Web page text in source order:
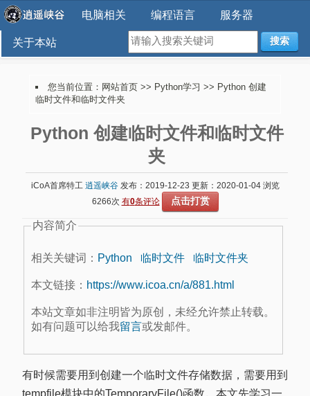
电脑相关 编程语言 服务器
关于本站 搜索
您当前位置： 网站首页 >> Python学习 >> Python 创建
临时文件和临时文件夹
Python 创建临时文件和临时文件
夹
iCoA首席特工 逍遥峡谷发布：2019-12-23 更新：2020-01-04 浏览
6266次 有0条评论 点击打赏
内容简介
相关关键词： Python 临时文件 临时文件夹
本文链接： https://www.icoa.cn/a/881.html
本站文章如非注明皆为原创，未经允许禁止转载。
如有问题可以给我留言或发邮件。
有时候需要用到创建一个临时文件存储数据，需要用到
tempfile模块中的TemporaryFile()函数。本文先学习一